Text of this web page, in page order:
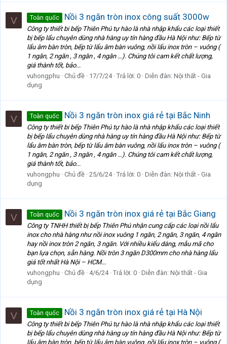
V Toàn quốc Nồi 3 ngăn tròn inox công suất 3000w
Công ty thiết bi bếp Thiên Phú tự hào là nhà nhập khẩu các loại thiết
bị bếp lẩu chuyên dùng nhà hàng uy tín hàng đầu Hà Nội như: Bếp từ
lẩu âm bàn tròn, bếp từ lẩu âm bàn vuông, nồi lẩu inox tròn – vuông (
1 ngăn, 2 ngăn , 3 ngăn , 4 ngăn …). Chúng tôi cam kết chất lượng,
giá thành tốt, bảo...
vuhongphu
Chủ đề 17/7/24 Trả lời: 0 Diễn đàn: Nội thất - Gia
dụng
V Toàn quốc Nồi 3 ngăn tròn inox giá rẻ tại Bắc Ninh
Công ty thiết bi bếp Thiên Phú tự hào là nhà nhập khẩu các loại thiết
bị bếp lẩu chuyên dùng nhà hàng uy tín hàng đầu Hà Nội như: Bếp từ
lẩu âm bàn tròn, bếp từ lẩu âm bàn vuông, nồi lẩu inox tròn – vuông (
1 ngăn, 2 ngăn , 3 ngăn , 4 ngăn …). Chúng tôi cam kết chất lượng,
giá thành tốt, bảo...
vuhongphu
Chủ đề 25/6/24 Trả lời: 0 Diễn đàn: Nội thất - Gia
dụng
V Toàn quốc Nồi 3 ngăn tròn inox giá rẻ tại Bắc Giang
Công ty TNHH thiết bị bếp Thiên Phú nhận cung cấp các loại nồi lẩu
inox cho nhà hàng như nồi inox vuông 1 ngăn, 2 ngăn, 3 ngăn, 4 ngăn
hay nồi inox tròn 2 ngăn, 3 ngăn. Với nhiều kiểu dáng, mẫu mã cho
bạn lựa chọn, sẵn hàng. Nồi tròn 3 ngăn D300mm cho nhà hàng lẩu
giá tốt nhất Hà Nội – HCM...
vuhongphu
Chủ đề 4/6/24 Trả lời: 0 Diễn đàn: Nội thất - Gia
dụng
V Toàn quốc Nồi 3 ngăn tròn inox giá rẻ tại Hà Nội
Công ty thiết bi bếp Thiên Phú tự hào là nhà nhập khẩu các loại thiết
bị bếp lẩu chuyên dùng nhà hàng uy tín hàng đầu Hà Nội như: Bếp từ
lẩu âm bàn tròn, bếp từ lẩu âm bàn vuông, nồi lẩu inox tròn – vuông (